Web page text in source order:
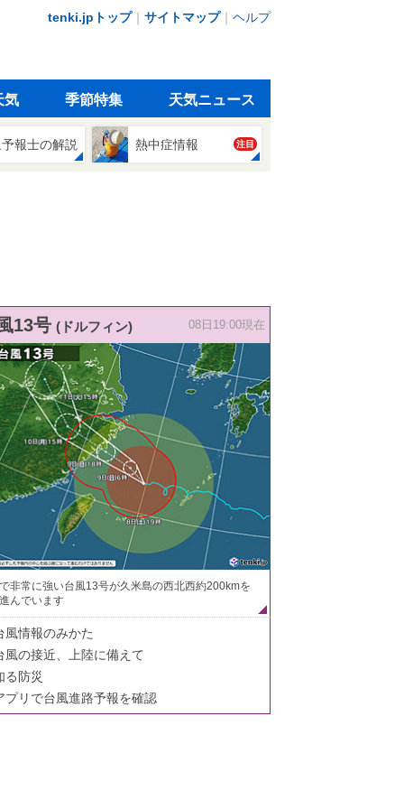
tenki.jpトップ｜ サイトマップ｜ ヘルプ
気 季節特集 天気ニュース
報士の解説 熱中症情報 注目
13号 (ドルフィン) 08日19:00現在
非常に強い台風13号が久米島の西北西約200kmを
んでいます
風情報のみかた
風の接近、上陸に備えて
る防災
プリで台風進路予報を確認